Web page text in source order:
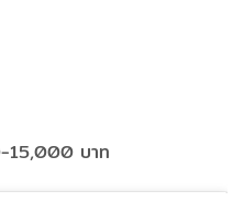
15,000 บาท